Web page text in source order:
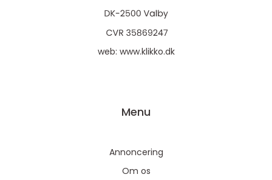
web: www.klikko.dk
Menu
Annoncering
Om os